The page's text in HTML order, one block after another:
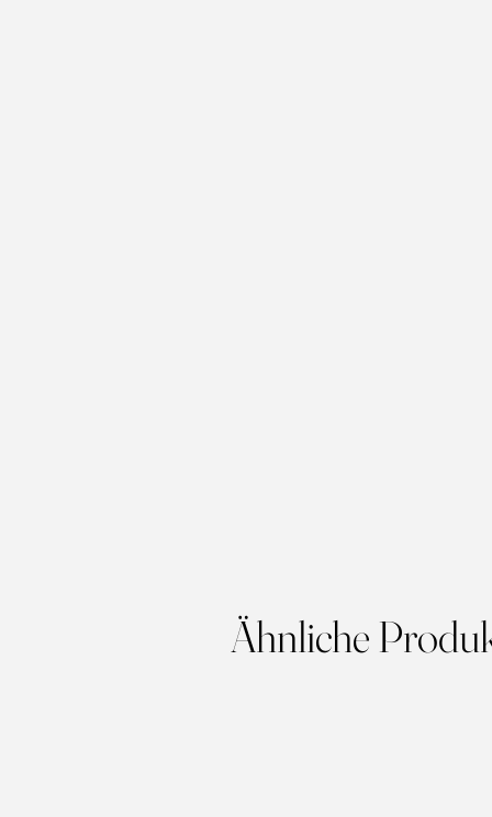
Ähnliche